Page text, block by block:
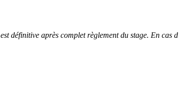
définitive après complet règlement du stage. En cas